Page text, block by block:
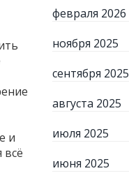
и
всё
февраля 2026
ноября 2025
сентября 2025
августа 2025
июля 2025
июня 2025